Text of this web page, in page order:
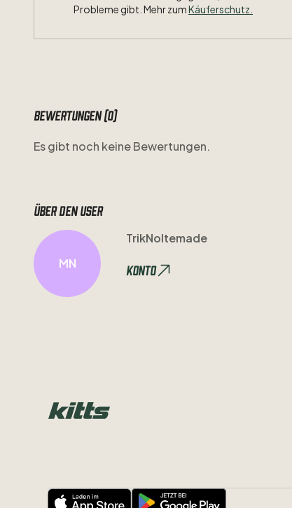
Probleme gibt. Mehr zumKäuferschutz
Bewertungen (0)
Es gibt noch keine Bewertungen.
Über den user
MN
TrikNoltemade
Konto